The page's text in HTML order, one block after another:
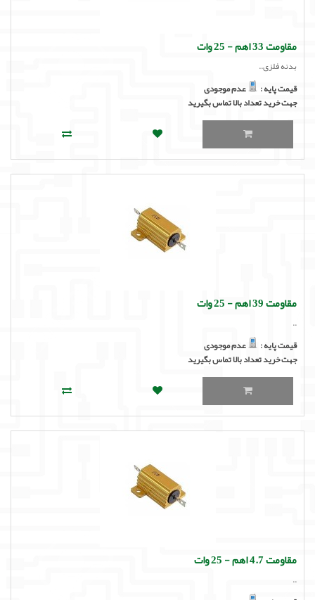
مقاومت 33 اهم - 25 وات
بدنه فلزی..
قیمت پایه :
عدم موجودی
جهت خرید تعداد بالا تماس بگیرید
مقاومت 39 اهم - 25 وات
..
قیمت پایه :
عدم موجودی
جهت خرید تعداد بالا تماس بگیرید
مقاومت 4.7 اهم - 25 وات
..